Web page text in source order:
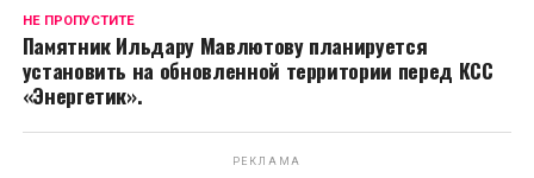
НЕ ПРОПУСТИТЕ
Памятник Ильдару Мавлютову планируется
установить на обновленной территории перед КСС
«Энергетик».
РЕКЛАМА